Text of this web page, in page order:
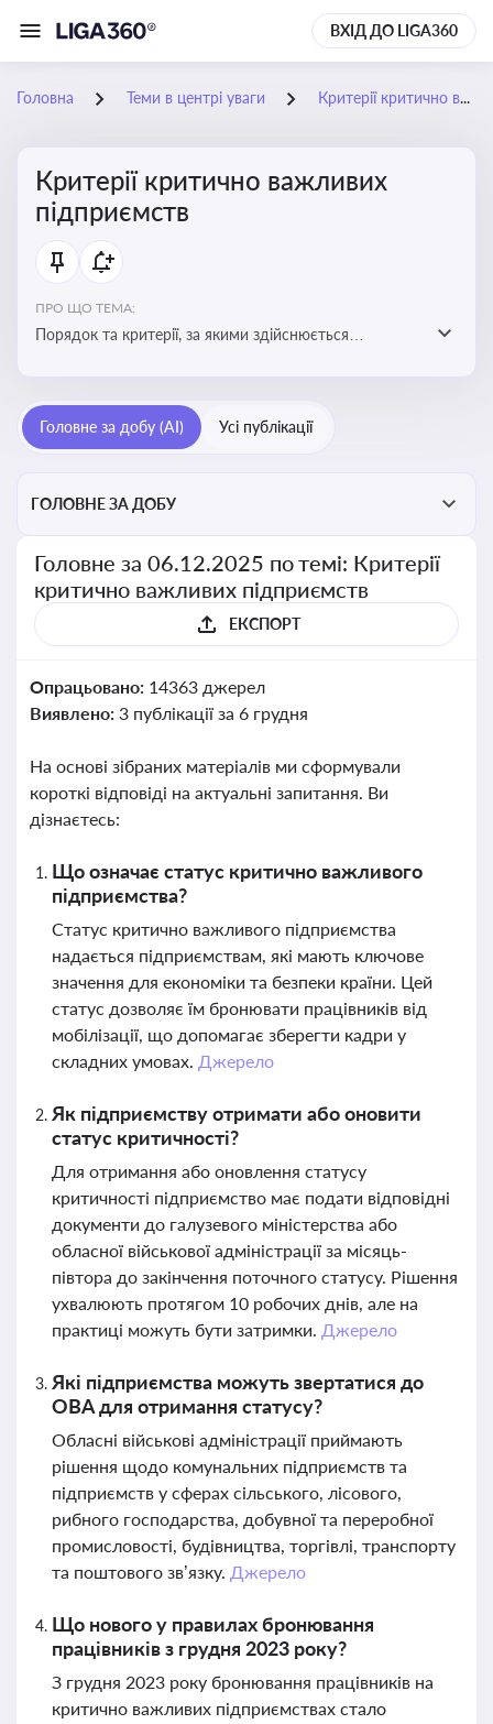
ВХІД ДО LIGA360
Головна Теми в центрі уваги Критерії критично важливих підприємств
Критерії критично важливих
підприємств
ПРО ЩО ТЕМА:
Порядок та критерії, за якими здійснюється
Головне за добу (AI) Усі публікації
ГОЛОВНЕ ЗА ДОБУ
Головне за 06.12.2025 по темі: Критерії
критично важливих підприємств
ЕКСПОРТ
Опрацьовано: 14363 джерел
Виявлено: 3 публікації за 6 грудня
На основі зібраних матеріалів ми сформували
короткі відповіді на актуальні запитання. Ви
дізнаєтесь:
Що означає статус критично важливого
підприємства?
Статус критично важливого підприємства
надається підприємствам, які мають ключове
значення для економіки та безпеки країни. Цей
статус дозволяє їм бронювати працівників від
мобілізації, що допомагає зберегти кадри у
складних умовах. Джерело
Як підприємству отримати або оновити
статус критичності?
Для отримання або оновлення статусу
критичності підприємство має подати відповідні
документи до галузевого міністерства або
обласної військової адміністрації за місяць-
півтора до закінчення поточного статусу. Рішення
ухвалюють протягом 10 робочих днів, але на
практиці можуть бути затримки. Джерело
Які підприємства можуть звертатися до
ОВА для отримання статусу?
Обласні військові адміністрації приймають
рішення щодо комунальних підприємств та
підприємств у сферах сільського, лісового,
рибного господарства, добувної та переробної
промисловості, будівництва, торгівлі, транспорту
та поштового зв’язку. Джерело
Що нового у правилах бронювання
працівників з грудня 2023 року?
З грудня 2023 року бронювання працівників на
критично важливих підприємствах стало